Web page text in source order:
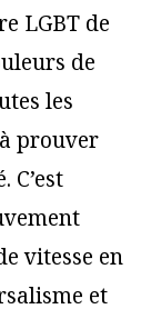
LGBT de
de
les
prouver
vitesse en
et